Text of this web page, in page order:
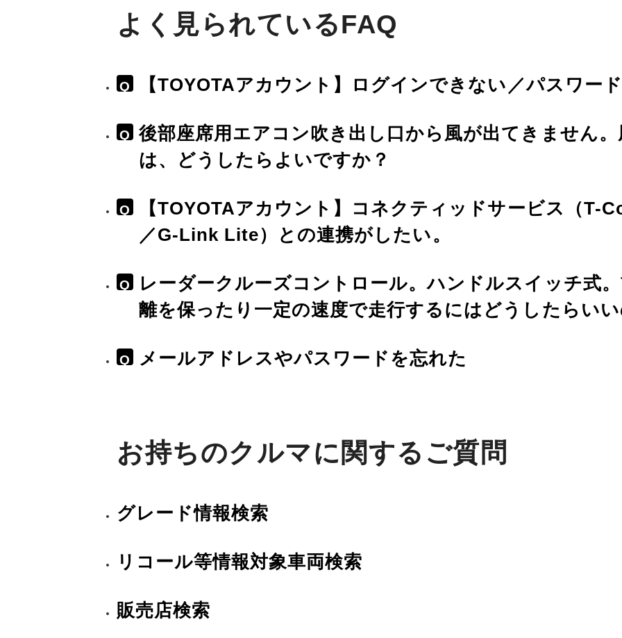
よく見られているFAQ
Q 【TOYOTAアカウント】ログインできない／パスワー
Q
後部座席用エアコン吹き出し口から風が出てきません
は、どうしたらよいですか？
Q
【TOYOTAアカウント】コネクティッドサービス（T-
／G-Link Lite）との連携がしたい。
Q
レーダークルーズコントロール。ハンドルスイッチ式
離を保ったり一定の速度で走行するにはどうしたらい
Q メールアドレスやパスワードを忘れた
お持ちのクルマに関するご質問
グレード情報検索
リコール等情報対象車両検索
販売店検索